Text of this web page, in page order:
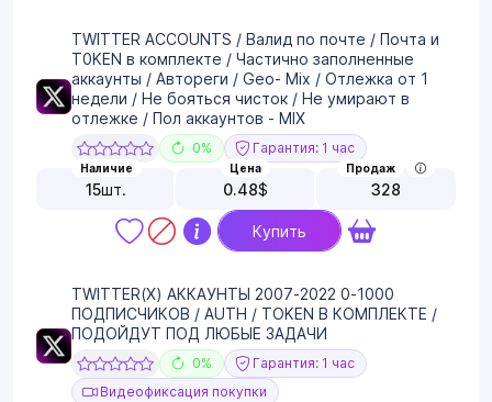
TWITTER ACCOUNTS / Валид по почте / Почта и
T0KEN в комплекте / Частично заполненные
аккаунты / Автореги / Geo- Mix / Отлежка от 1
недели / Не бояться чисток / Не умирают в
отлежке / Пол аккаунтов - MIX
0% Гарантия: 1 час
Наличие
15шт.
Цена
0.48$
Продаж
328
Купить
TWITTER(X) АККАУНТЫ 2007-2022 0-1000
ПОДПИСЧИКОВ / AUTH / TOKEN В КОМПЛЕКТЕ /
ПОДОЙДУТ ПОД ЛЮБЫЕ ЗАДАЧИ
0%
Гарантия: 1 час
Видеофиксация покупки